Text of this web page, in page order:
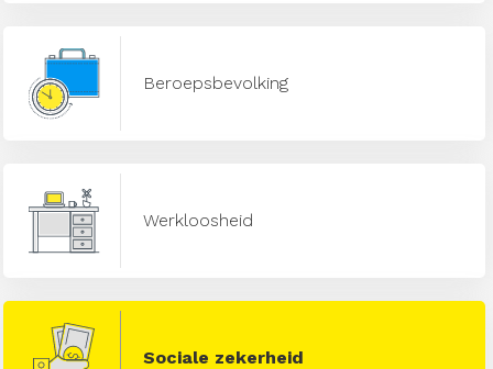
Beroepsbevolking
Werkloosheid
Sociale zekerheid